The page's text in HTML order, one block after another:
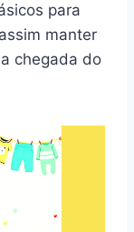
para
manter
chegada do